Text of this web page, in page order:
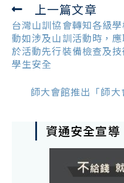
Read
more
articles
上一篇文章
台灣山訓協會轉知各級
動如涉及山訓活動時，
於活動先行裝備檢查及
學生安全
師大會館推出「師
資通安全宣導